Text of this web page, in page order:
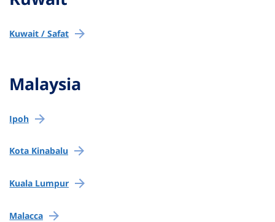
Kuwait / Safat
Malaysia
Ipoh
Kota Kinabalu
Kuala Lumpur
Malacca